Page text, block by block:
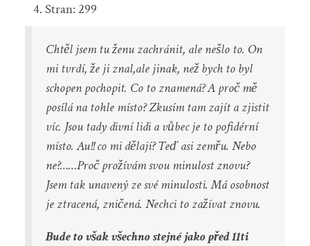
Stran: 299
Chtěl jsem tu ženu zachránit, ale nešlo to. On
mi tvrdí, že ji znal,ale jinak, než bych to byl
schopen pochopit. Co to znamená? A proč mě
posílá na tohle místo? Zkusím tam zajít a zjistit
víc. Jsou tady divní lidi a vůbec je to pofidérní
místo. Au!! co mi dělají? Teď asi zemřu. Nebo
ne?……Proč prožívám svou minulost znovu?
Jsem tak unavený ze své minulosti. Má osobnost
je ztracená, zničená. Nechci to zažívat znovu.
Bude to však všechno stejné jako před 11ti